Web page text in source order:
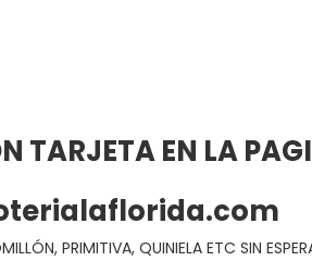
TARJETA EN LA
PRIMITIVA, QUINIELA ETC SIN